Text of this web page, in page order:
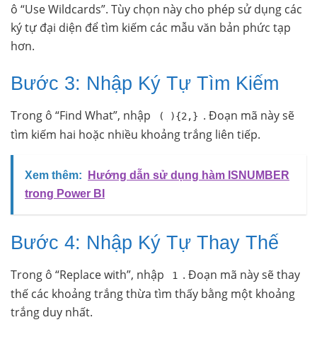
ô “Use Wildcards”. Tùy chọn này cho phép sử dụng các
ký tự đại diện để tìm kiếm các mẫu văn bản phức tạp
hơn.
Bước 3: Nhập Ký Tự Tìm Kiếm
Trong ô “Find What”, nhập ( ){2,} . Đoạn mã này sẽ
tìm kiếm hai hoặc nhiều khoảng trắng liên tiếp.
Xem thêm:
Hướng dẫn sử dụng hàm ISNUMBER
trong Power BI
Bước 4: Nhập Ký Tự Thay Thế
Trong ô “Replace with”, nhập 1
. Đoạn mã này sẽ thay
thế các khoảng trắng thừa tìm thấy bằng một khoảng
trắng duy nhất.